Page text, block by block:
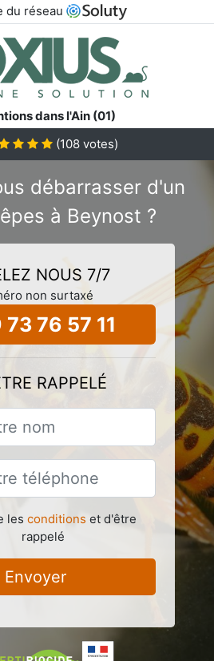
du réseau
dans l'Ain (01)
(108 votes)
débarrasser d'un
à Beynost ?
NOUS 7/7
non surtaxé
73 76 57 11
RAPPELÉ
les conditions et d'être
rappelé
Envoyer